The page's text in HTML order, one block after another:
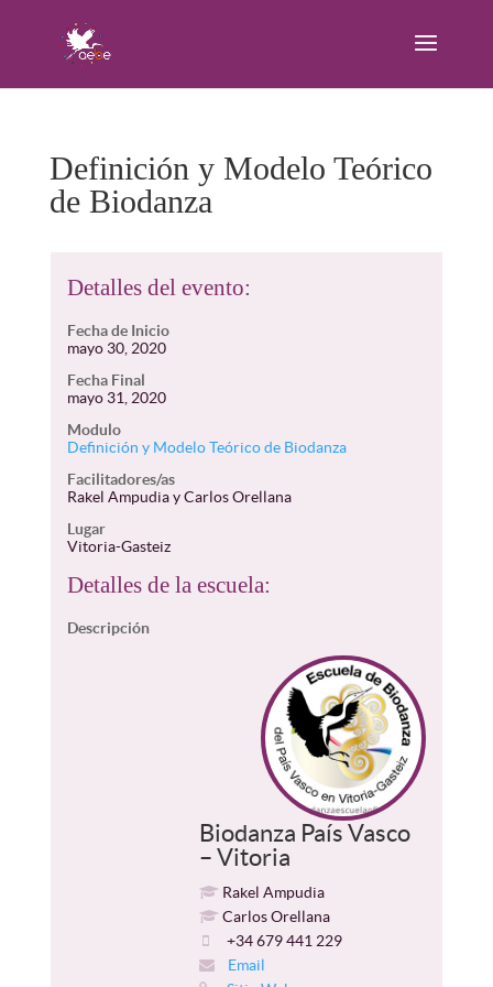
Definición y Modelo Teórico
de Biodanza
Detalles del evento:
Fecha de Inicio
mayo 30, 2020
Fecha Final
mayo 31, 2020
Modulo
Definición y Modelo Teórico de Biodanza
Facilitadores/as
Rakel Ampudia y Carlos Orellana
Lugar
Vitoria-Gasteiz
Detalles de la escuela:
Descripción
Biodanza País Vasco
– Vitoria
Rakel Ampudia
Carlos Orellana
+34 679 441 229
Email